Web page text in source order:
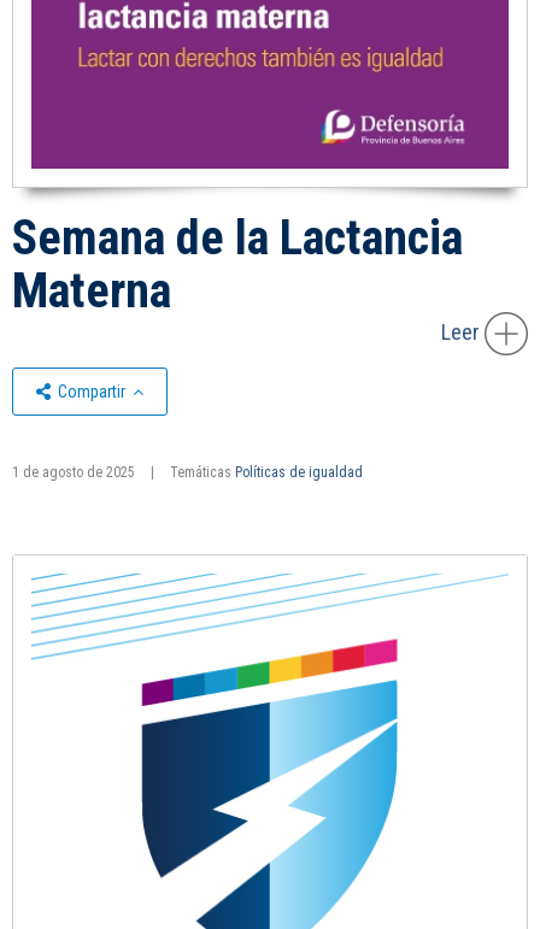
Semana de la Lactancia
Materna
Leer
Compartir
1 de agosto de 2025 Temáticas Políticas de igualdad